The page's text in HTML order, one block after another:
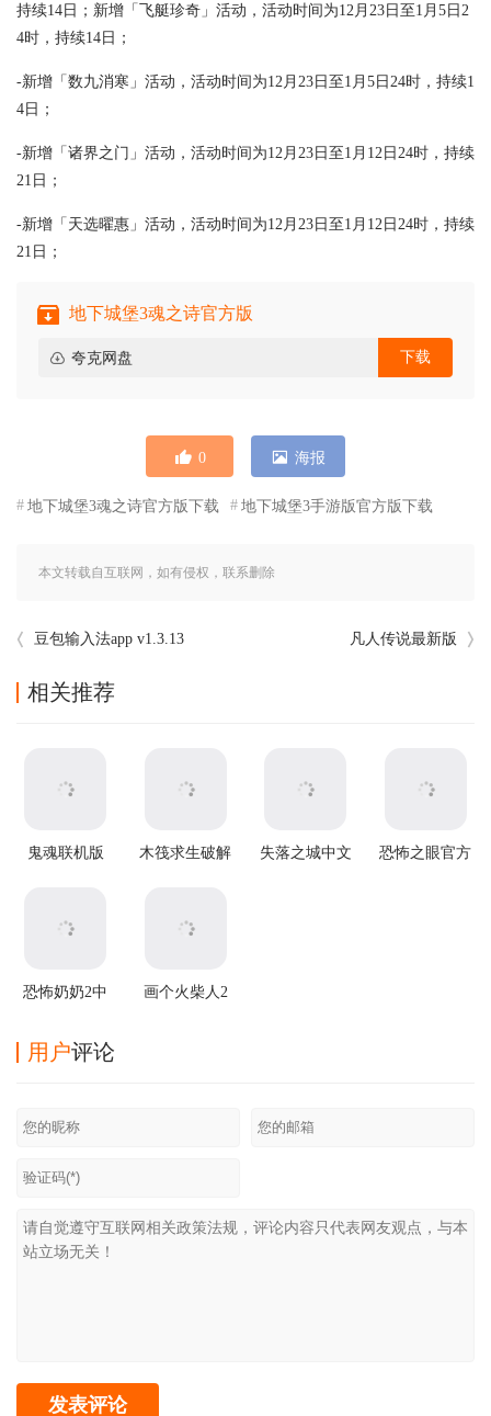
持续14日；新增「飞艇珍奇」活动，活动时间为12月23日至1月5日2
4时，持续14日；
-新增「数九消寒」活动，活动时间为12月23日至1月5日24时，持续1
4日；
-新增「诸界之门」活动，活动时间为12月23日至1月12日24时，持续
21日；
-新增「天选曜惠」活动，活动时间为12月23日至1月12日24时，持续
21日；
地下城堡3魂之诗官方版
夸克网盘 下载
0 海报
地下城堡3魂之诗官方版下载 地下城堡3手游版官方版下载
本文转载自互联网，如有侵权，联系删除
豆包输入法app v1.3.13 凡人传说最新版
相关推荐
鬼魂联机版
木筏求生破解
失落之城中文
恐怖之眼官方
恐怖奶奶2中
画个火柴人2
用户评论